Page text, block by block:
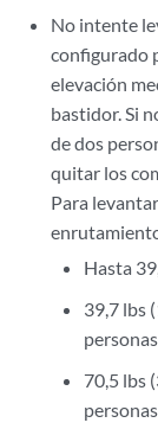
No intente
configurado
elevación
bastidor. Si
de dos
quitar los
Para
Hasta
39,7 lbs
70,5 lbs